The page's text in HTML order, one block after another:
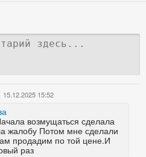
15.12.2025 15:52
возмущаться сделала
жалобу Потом мне сделали
продадим по той цене.И
раз